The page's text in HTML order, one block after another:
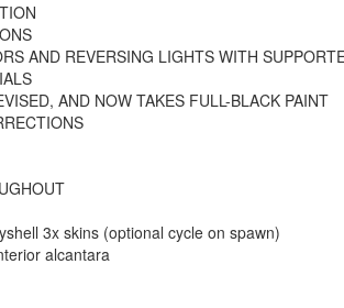
AND REVERSING LIGHTS WITH
AND NOW TAKES FULL-BLACK PAINT
3x skins (optional cycle on spawn)
alcantara